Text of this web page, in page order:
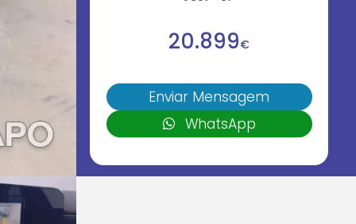
20.899€
Enviar Mensagem
WhatsApp